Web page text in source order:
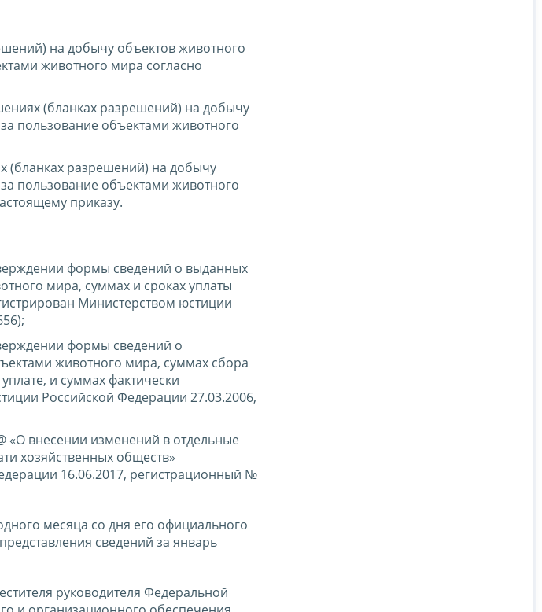
на добычу объектов животного
животного мира согласно
(бланках разрешений) на добычу
пользование объектами животного
(бланках разрешений) на добычу
пользование объектами животного
приказу.
формы сведений о выданных
мира, суммах и сроках уплаты
Министерством юстиции
формы сведений о
животного мира, суммах сбора
и суммах фактически
Российской Федерации 27.03.2006,
«О внесении изменений в отдельные
хозяйственных обществ»
16.06.2017, регистрационный №
месяца со дня его официального
сведений за январь
руководителя Федеральной